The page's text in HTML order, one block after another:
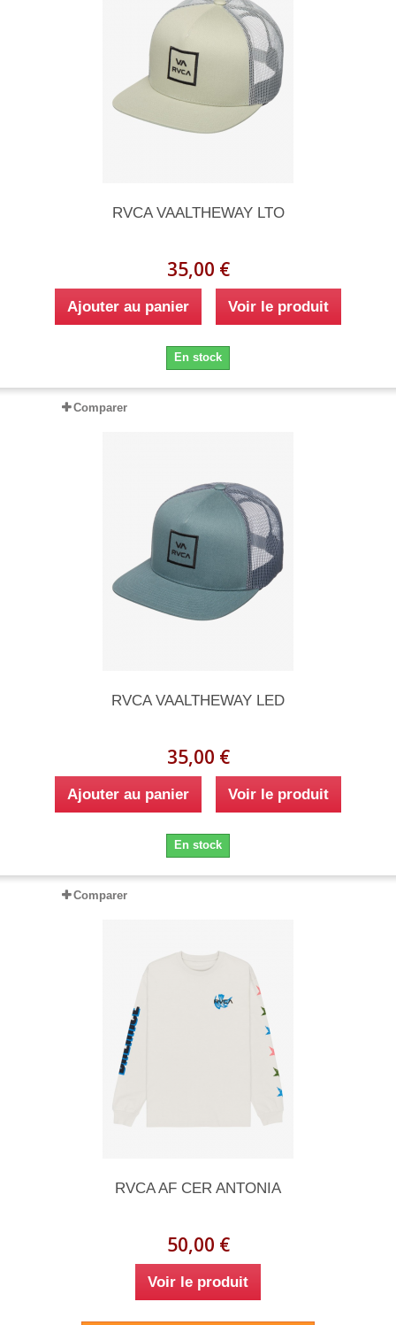
RVCA VAALTHEWAY LTO
35,00 €
Ajouter au panier Voir le produit
En stock
Comparer
RVCA VAALTHEWAY LED
35,00 €
Ajouter au panier Voir le produit
En stock
Comparer
RVCA AF CER ANTONIA
50,00 €
Voir le produit